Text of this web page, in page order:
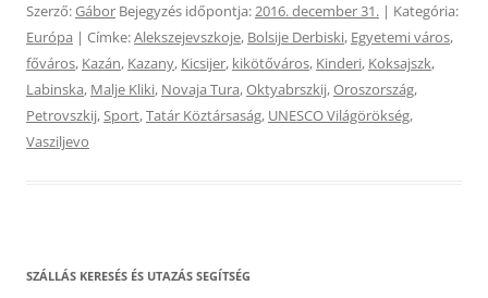
Szerző:Gábor Bejegyzés időpontja:2016. december 31. | Kategória:
Európa | Címke:Alekszejevszkoje, Bolsije Derbiski, Egyetemi város,
főváros, Kazán, Kazany, Kicsijer, kikötőváros, Kinderi, Koksajszk,
Labinska, Malje Kliki, Novaja Tura,Oktyabrszkij,Oroszország,
Petrovszkij,Sport,Tatár Köztársaság, UNESCO Világörökség,
Vasziljevo
SZÁLLÁS KERESÉS ÉS UTAZÁS SEGÍTSÉG